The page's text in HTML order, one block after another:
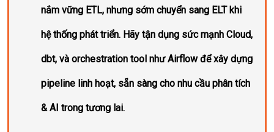
nắm vững ETL, nhưng sớm chuyển sang ELT khi
hệ thống phát triển. Hãy tận dụng sức mạnh Cloud,
dbt, và orchestration tool như Airflow để xây dựng
pipeline linh hoạt, sẵn sàng cho nhu cầu phân tích
& AI trong tương lai.